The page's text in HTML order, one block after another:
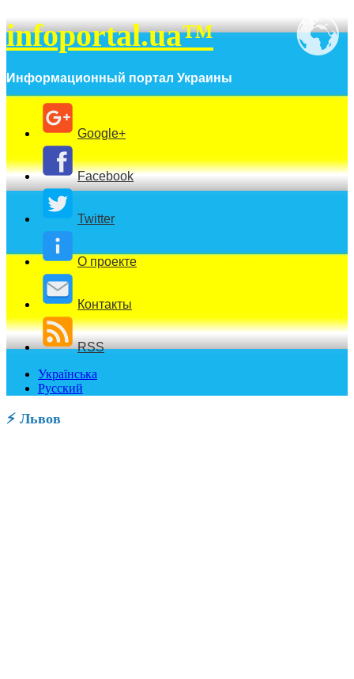
infoportal.ua™
Информационный портал Украины
Google+
Facebook
Twitter
О проекте
Контакты
RSS
Українська
Русский
⚡ Львов